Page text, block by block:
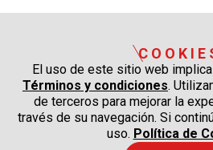
El uso de este sitio web
Términos y condiciones.
de terceros para mejorar la
través de su navegación. Si
uso. Política de